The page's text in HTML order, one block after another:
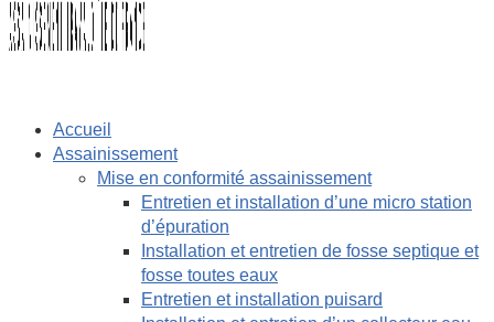
Accueil
Assainissement
Mise en conformité assainissement
Entretien et installation d’une micro station
d’épuration
Installation et entretien de fosse septique et
fosse toutes eaux
Entretien et installation puisard